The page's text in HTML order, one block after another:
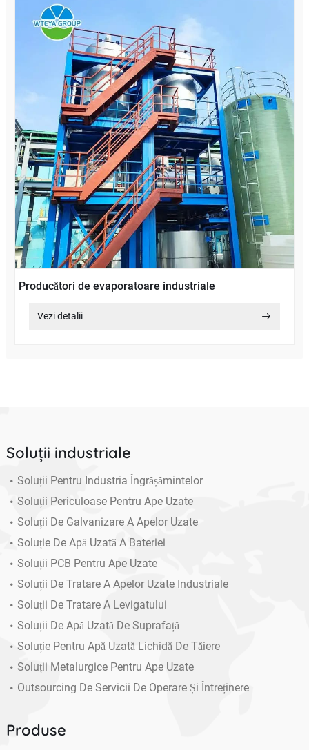
Producători de evaporatoare industriale
Vezi detalii
Soluții industriale
Soluții Pentru Industria Îngrășămintelor
Soluții Periculoase Pentru Ape Uzate
Soluții De Galvanizare A Apelor Uzate
Soluție De Apă Uzată A Bateriei
Soluții PCB Pentru Ape Uzate
Soluții De Tratare A Apelor Uzate Industriale
Soluții De Tratare A Levigatului
Soluții De Apă Uzată De Suprafață
Soluție Pentru Apă Uzată Lichidă De Tăiere
Soluții Metalurgice Pentru Ape Uzate
Outsourcing De Servicii De Operare Și Întreținere
Produse